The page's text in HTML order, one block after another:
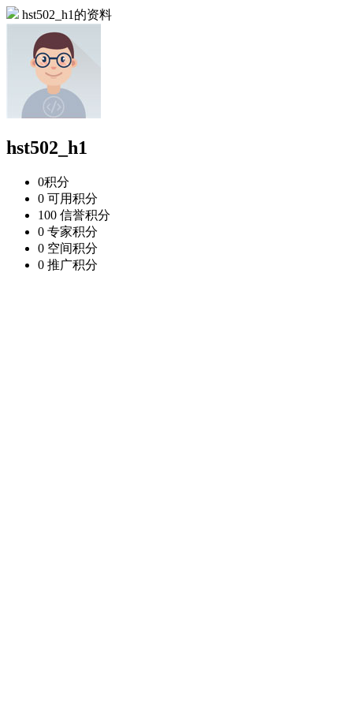
hst502_h1的资料
hst502_h1
0积分
0 可用积分
100 信誉积分
0 专家积分
0 空间积分
0 推广积分